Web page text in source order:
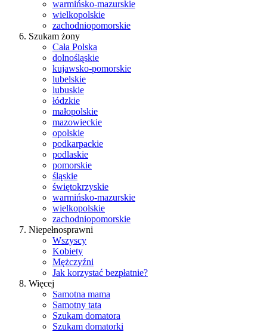
warmińsko-mazurskie
wielkopolskie
zachodniopomorskie
Szukam żony
Cała Polska
dolnośląskie
kujawsko-pomorskie
lubelskie
lubuskie
łódzkie
małopolskie
mazowieckie
opolskie
podkarpackie
podlaskie
pomorskie
śląskie
świętokrzyskie
warmińsko-mazurskie
wielkopolskie
zachodniopomorskie
Niepełnosprawni
Wszyscy
Kobiety
Mężczyźni
Jak korzystać bezpłatnie?
Więcej
Samotna mama
Samotny tata
Szukam domatora
Szukam domatorki